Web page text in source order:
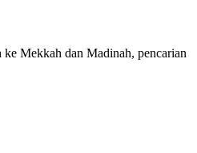
Mekkah dan Madinah, pencarian